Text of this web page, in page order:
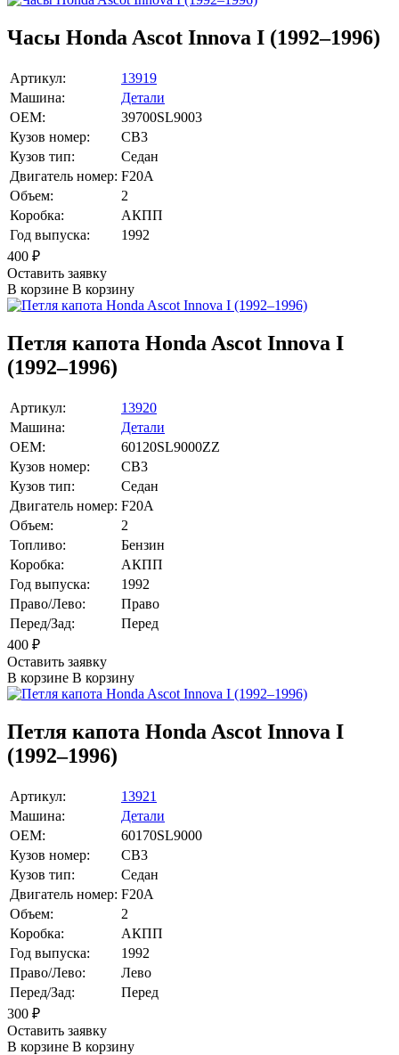
Часы Honda Ascot Innova I (1992–1996)
Артикул:
13919
Машина:
Детали
OEM:
39700SL9003
Кузов номер:
CB3
Кузов тип:
Седан
Двигатель номер: F20A
Объем:
2
Коробка:
АКПП
Год выпуска:
1992
400 ₽
Оставить заявку
В корзине В корзину
Петля капота Honda Ascot Innova I
(1992–1996)
Артикул:
13920
Машина:
Детали
OEM:
60120SL9000ZZ
Кузов номер:
CB3
Кузов тип:
Седан
Двигатель номер: F20A
Объем:
2
Топливо:
Бензин
Коробка:
АКПП
Год выпуска:
1992
Право/Лево:
Право
Перед/Зад:
Перед
400 ₽
Оставить заявку
В корзине В корзину
Петля капота Honda Ascot Innova I
(1992–1996)
Артикул:
13921
Машина:
Детали
OEM:
60170SL9000
Кузов номер:
CB3
Кузов тип:
Седан
Двигатель номер: F20A
Объем:
2
Коробка:
АКПП
Год выпуска:
1992
Право/Лево:
Лево
Перед/Зад:
Перед
300 ₽
Оставить заявку
В корзине В корзину